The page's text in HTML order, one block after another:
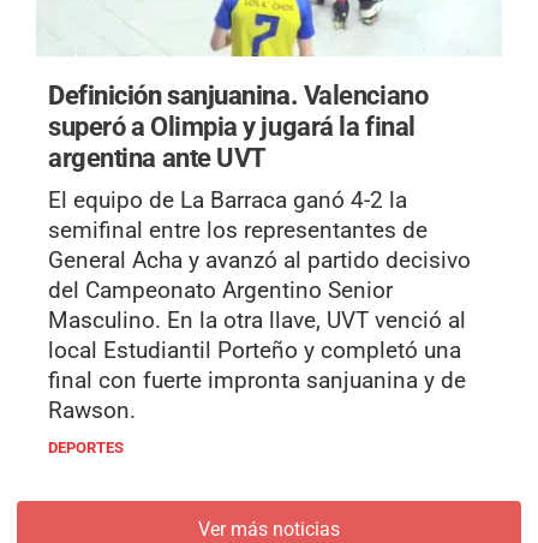
Definición sanjuanina. Valenciano
superó a Olimpia y jugará la final
argentina ante UVT
El equipo de La Barraca ganó 4-2 la
semifinal entre los representantes de
General Acha y avanzó al partido decisivo
del Campeonato Argentino Senior
Masculino. En la otra llave, UVT venció al
local Estudiantil Porteño y completó una
final con fuerte impronta sanjuanina y de
Rawson.
DEPORTES
Ver más noticias